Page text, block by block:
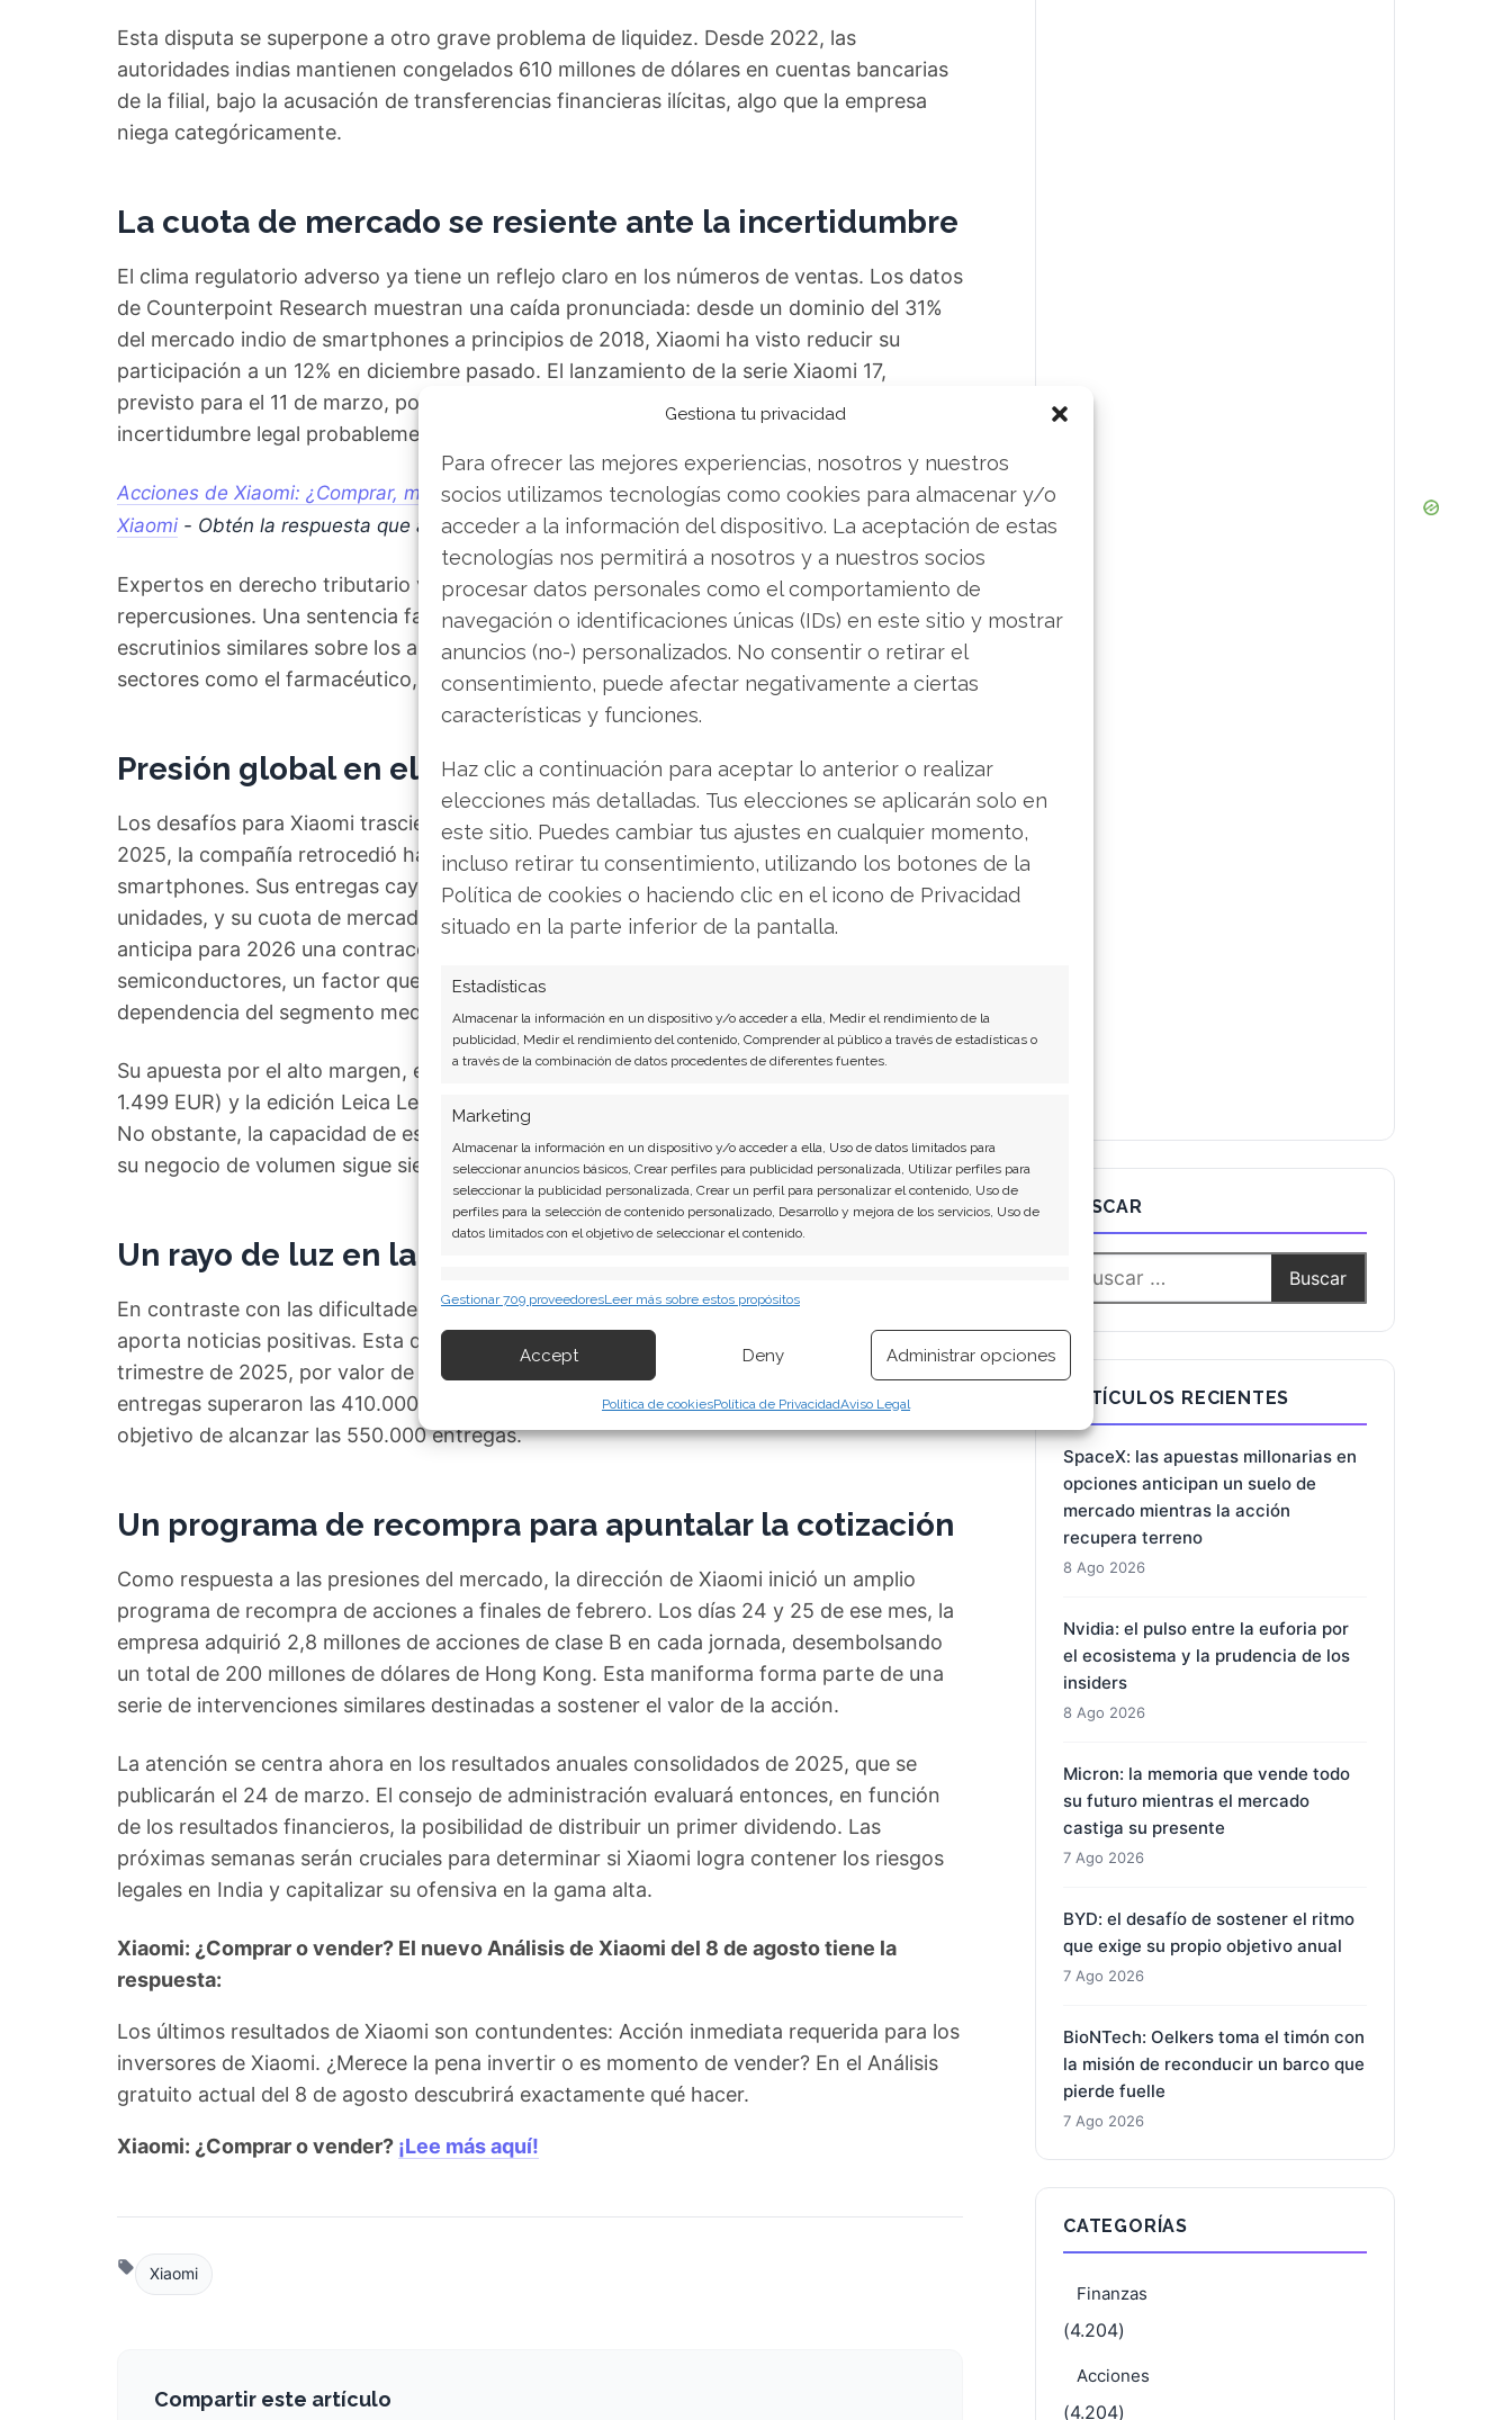
Gestiona tu privacidad
Para ofrecer las mejores experiencias, nosotros y nuestros
socios utilizamos tecnologías como cookies para almacenar y/o
acceder a la información del dispositivo. La aceptación de estas
tecnologías nos permitirá a nosotros y a nuestros socios
procesar datos personales como el comportamiento de
navegación o identificaciones únicas (IDs) en este sitio y mostrar
anuncios (no-) personalizados. No consentir o retirar el
consentimiento, puede afectar negativamente a ciertas
características y funciones.
Haz clic a continuación para aceptar lo anterior o realizar
elecciones más detalladas. Tus elecciones se aplicarán solo en
este sitio. Puedes cambiar tus ajustes en cualquier momento,
incluso retirar tu consentimiento, utilizando los botones de la
Política de cookies o haciendo clic en el icono de Privacidad
situado en la parte inferior de la pantalla.
Estadísticas
Almacenar la información en un dispositivo y/o acceder a ella, Medir el rendimiento de la
publicidad, Medir el rendimiento del contenido, Comprender al público a través de estadísticas o
a través de la combinación de datos procedentes de diferentes fuentes.
Marketing
Almacenar la información en un dispositivo y/o acceder a ella, Uso de datos limitados para
seleccionar anuncios básicos, Crear perfiles para publicidad personalizada, Utilizar perfiles para
seleccionar la publicidad personalizada, Crear un perfil para personalizar el contenido, Uso de
perfiles para la selección de contenido personalizado, Desarrollo y mejora de los servicios, Uso de
datos limitados con el objetivo de seleccionar el contenido.
información transmitida de forma automática.
Garantizar la seguridad, evitar y detectar fraudes, y eliminar
fallos, Ofrecer y presentar publicidad y contenido, Guardar y
Siempre activo
Gestionar 709 proveedoresLeer más sobre estos propósitos
Accept Deny Administrar opciones
Política de cookiesPolítica de PrivacidadAviso Legal
Esta disputa se superpone a otro grave problema de liquidez. Desde 2022, las
autoridades indias mantienen congelados 610 millones de dólares en cuentas bancarias
de la filial, bajo la acusación de transferencias financieras ilícitas, algo que la empresa
niega categóricamente.
La cuota de mercado se resiente ante la incertidumbre
El clima regulatorio adverso ya tiene un reflejo claro en los números de ventas. Los datos
de Counterpoint Research muestran una caída pronunciada: desde un dominio del 31%
del mercado indio de smartphones a principios de 2018, Xiaomi ha visto reducir su
participación a un 12% en diciembre pasado. El lanzamiento de la serie Xiaomi 17,
previsto para el 11 de marzo, podría ofrecer un alivio temporal, pero la persistente
incertidumbre legal probablemente disuade tanto a consumidores como a distribuidores.
Acciones de Xiaomi: ¿Comprar, mantener o vender? Descarga gratuita de tu análisis de
Xiaomi - Obtén la respuesta que andabas buscando.
Expertos en derecho tributario ven este caso como un precedente con amplias
repercusiones. Una sentencia favorable a las autoridades indias podría impulsar
escrutinios similares sobre los acuerdos de licencia de empresas importadoras en
sectores como el farmacéutico, automotriz y de manufactura.
Presión global en el negocio principal
Los desafíos para Xiaomi trascienden las fronteras indias. En el cuarto trimestre de
2025, la compañía retrocedió hasta la tercera posición mundial en envíos de
smartphones. Sus entregas cayeron un 11,4%, hasta aproximadamente 37,8 millones de
unidades, y su cuota de mercado global se situó en torno al 11%. La consultora IDC
anticipa para 2026 una contracción del mercado del 12,9%, agravada por la escasez de
semiconductores, un factor que golpea con especial dureza a Xiaomi dada su
dependencia del segmento medio, muy sensible al precio.
Su apuesta por el alto margen, exhibida en el MWC 2026 con el Xiaomi 17 Ultra (desde
1.499 EUR) y la edición Leica Leitzphone (1.999 EUR), busca diversificar su portafolio.
No obstante, la capacidad de estos dispositivos premium para compensar la erosión en
su negocio de volumen sigue siendo una incógnita.
Un rayo de luz en la división de vehículos eléctricos
En contraste con las dificultades en móviles, el segmento de vehículos eléctricos (EV)
aporta noticias positivas. Esta división reportó su primer beneficio operativo en el tercer
trimestre de 2025, por valor de 700 millones de yuanes. A lo largo de todo el año, las
entregas superaron las 410.000 unidades. Para 2026, la compañía se ha marcado el
objetivo de alcanzar las 550.000 entregas.
Un programa de recompra para apuntalar la cotización
Como respuesta a las presiones del mercado, la dirección de Xiaomi inició un amplio
programa de recompra de acciones a finales de febrero. Los días 24 y 25 de ese mes, la
empresa adquirió 2,8 millones de acciones de clase B en cada jornada, desembolsando
un total de 200 millones de dólares de Hong Kong. Esta maniforma forma parte de una
serie de intervenciones similares destinadas a sostener el valor de la acción.
La atención se centra ahora en los resultados anuales consolidados de 2025, que se
publicarán el 24 de marzo. El consejo de administración evaluará entonces, en función
de los resultados financieros, la posibilidad de distribuir un primer dividendo. Las
próximas semanas serán cruciales para determinar si Xiaomi logra contener los riesgos
legales en India y capitalizar su ofensiva en la gama alta.
Xiaomi: ¿Comprar o vender? El nuevo Análisis de Xiaomi del 8 de agosto tiene la
respuesta:
Los últimos resultados de Xiaomi son contundentes: Acción inmediata requerida para los
inversores de Xiaomi. ¿Merece la pena invertir o es momento de vender? En el Análisis
gratuito actual del 8 de agosto descubrirá exactamente qué hacer.
Xiaomi: ¿Comprar o vender? ¡Lee más aquí!
Xiaomi
Compartir este artículo
BUSCAR
ARTÍCULOS RECIENTES
SpaceX: las apuestas millonarias en
opciones anticipan un suelo de
recupera terreno
8 Ago 2026
Nvidia: el pulso entre la euforia por
insiders
8 Ago 2026
Micron: la memoria que vende todo
castiga su presente
7 Ago 2026
que exige su propio objetivo anual
7 Ago 2026
BioNTech: Oelkers toma el timón con
CATEGORÍAS
Finanzas
(4.204)